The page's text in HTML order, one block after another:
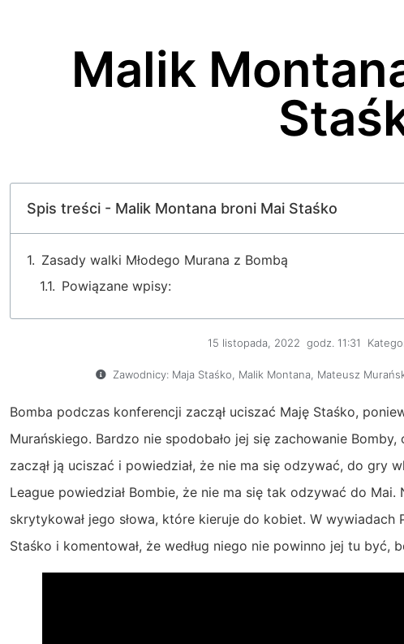
Malik
Spis treści - Malik Montana broni Mai Staśko
Zasady walki Młodego Murana z Bombą
Powiązane wpisy:
15 listopada, 2022 godz. 11:31
Zawodnicy: Maja Staśko Malik Montana Mateusz
Bomba podczas konferencji zaczął uciszać Maję Staśko,
Murańskiego. Bardzo nie spodobało jej się zachowanie
zaczął ją uciszać i powiedział, że nie ma się odzywać, do gry
League powiedział Bombie, że nie ma się tak odzywać do Mai.
skrytykował jego słowa, które kieruje do kobiet. W wywiadach
Staśko i komentował, że według niego nie powinno jej tu być,